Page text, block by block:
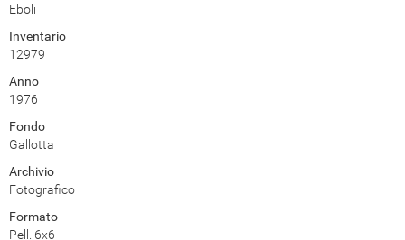
Eboli
Inventario
12979
Anno
1976
Fondo
Gallotta
Archivio
Fotografico
Formato
Pell. 6x6